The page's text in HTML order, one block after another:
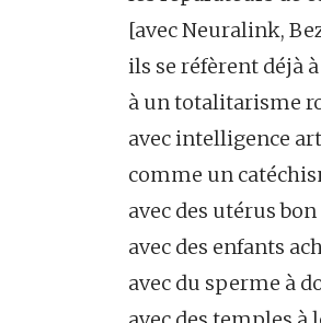
[avec Neuralink,
ils se réfèrent déjà
à un totalitarisme
avec intelligence
comme un
avec des utérus
avec des enfants
avec du sperme à